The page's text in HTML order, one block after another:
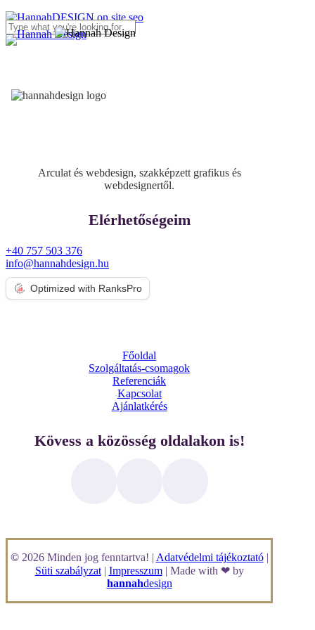
Skip
to
main
Close
search
Menu
Arculat és webdesign, szakképzett grafikus és
webdesignertől.
Elérhetőségeim
+40 757 503 376
info@hannahdesign.hu
Optimized with RanksPro
Főoldal
Szolgáltatás-csomagok
Referenciák
Kapcsolat
Ajánlatkérés
Kövess a közösség oldalakon is!
© 2026Minden jog fenntartva! | Adatvédelmi tájékoztató|
Süti szabályzat| Impresszum| Made with ❤ by
hannahdesign